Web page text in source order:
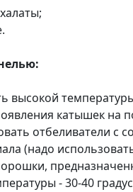
высокой
катышек на
отбеливатели с
(надо
- 30-40